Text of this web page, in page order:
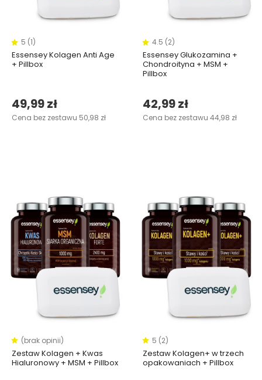
5 (1)
Essensey Kolagen Anti Age
+ Pillbox
49,99 zł
Cena bez zestawu 50,98 zł
4.5 (2)
Essensey Glukozamina +
Chondroityna + MSM +
Pillbox
42,99 zł
Cena bez zestawu 44,98 zł
(brak opinii)
Zestaw Kolagen + Kwas
Hialuronowy + MSM + Pillbox
5 (2)
Zestaw Kolagen+ w trzech
opakowaniach + Pillbox